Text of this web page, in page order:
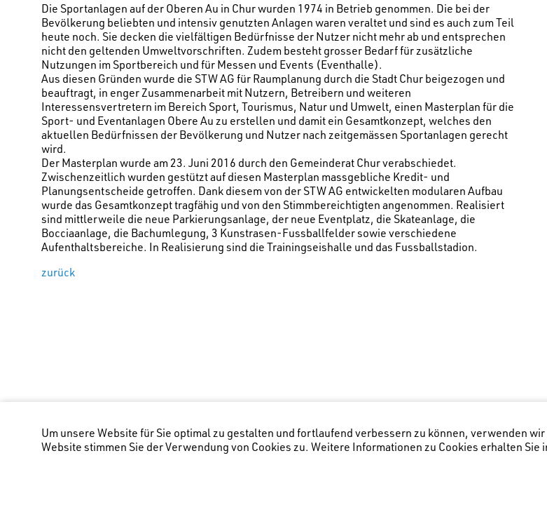
Die Sportanlagen auf der Oberen Au in Chur wurden 1974 in Betrieb genommen. Die bei der
Bevölkerung beliebten und intensiv genutzten Anlagen waren veraltet und sind es auch zum Teil
heute noch. Sie decken die vielfältigen Bedürfnisse der Nutzer nicht mehr ab und entsprechen
nicht den geltenden Umweltvorschriften. Zudem besteht grosser Bedarf für zusätzliche
Nutzungen im Sportbereich und für Messen und Events (Eventhalle).
Aus diesen Gründen wurde die STW AG für Raumplanung durch die Stadt Chur beigezogen und
beauftragt, in enger Zusammenarbeit mit Nutzern, Betreibern und weiteren
Interessensvertretern im Bereich Sport, Tourismus, Natur und Umwelt, einen Masterplan für die
Sport- und Eventanlagen Obere Au zu erstellen und damit ein Gesamtkonzept, welches den
aktuellen Bedürfnissen der Bevölkerung und Nutzer nach zeitgemässen Sportanlagen gerecht
wird.
Der Masterplan wurde am 23. Juni 2016 durch den Gemeinderat Chur verabschiedet.
Zwischenzeitlich wurden gestützt auf diesen Masterplan massgebliche Kredit- und
Planungsentscheide getroffen. Dank diesem von der STW AG entwickelten modularen Aufbau
wurde das Gesamtkonzept tragfähig und von den Stimmbereichtigten angenommen. Realisiert
sind mittlerweile die neue Parkierungsanlage, der neue Eventplatz, die Skateanlage, die
Bocciaanlage, die Bachumlegung, 3 Kunstrasen-Fussballfelder sowie verschiedene
Aufenthaltsbereiche. In Realisierung sind die Trainingseishalle und das Fussballstadion.
zurück
Um unsere Website für Sie optimal zu gestalten und fortlaufend verbessern zu können, verwenden
Website stimmen Sie der Verwendung von Cookies zu. Weitere Informationen zu Cookies erhalten Sie